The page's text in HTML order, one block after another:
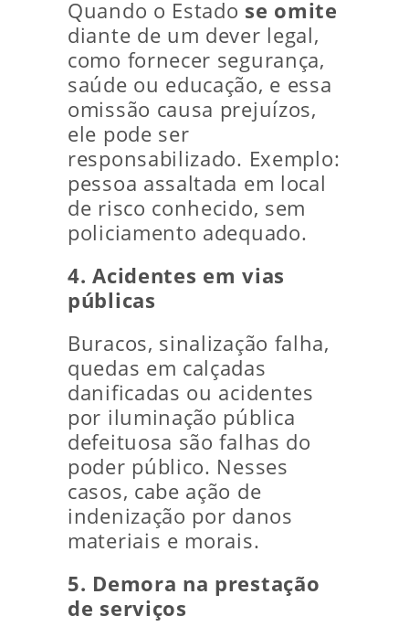
Quando o Estado se omite
diante de um dever legal,
como fornecer segurança,
saúde ou educação, e essa
omissão causa prejuízos,
ele pode ser
responsabilizado. Exemplo:
pessoa assaltada em local
de risco conhecido, sem
policiamento adequado.
4. Acidentes em vias
públicas
Buracos, sinalização falha,
quedas em calçadas
danificadas ou acidentes
por iluminação pública
defeituosa são falhas do
poder público. Nesses
casos, cabe ação de
indenização por danos
materiais e morais.
5. Demora na prestação
de serviços